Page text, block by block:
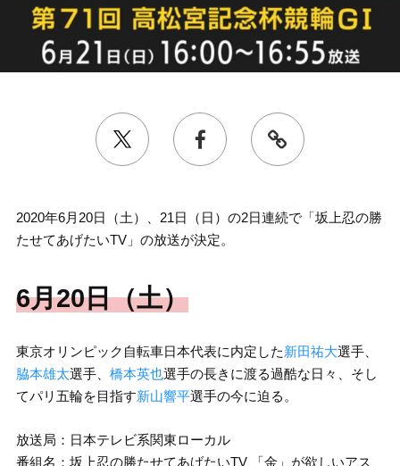
2020年6月20日（土）、21日（日）の2日連続で「坂上忍の勝
たせてあげたいTV」の放送が決定。
6月20日（土）
東京オリンピック自転車日本代表に内定した新田祐大選手、
脇本雄太選手、 橋本英也選手の長きに渡る過酷な日々、そし
てパリ五輪を目指す新山響平選手の今に迫る。
放送局：日本テレビ系関東ローカル
番組名：坂上忍の勝たせてあげたいTV 「金」が欲しいアス